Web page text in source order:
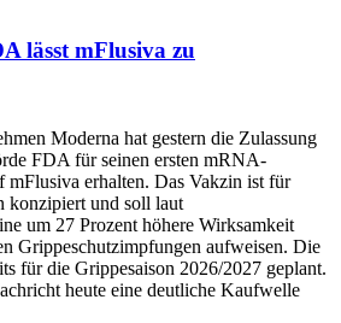
lässt mFlusiva zu
Moderna hat gestern die Zulassung
FDA für seinen ersten mRNA-
mFlusiva erhalten. Das Vakzin ist für
konzipiert und soll laut
um 27 Prozent höhere Wirksamkeit
Grippeschutzimpfungen aufweisen. Die
für die Grippesaison 2026/2027 geplant.
heute eine deutliche Kaufwelle